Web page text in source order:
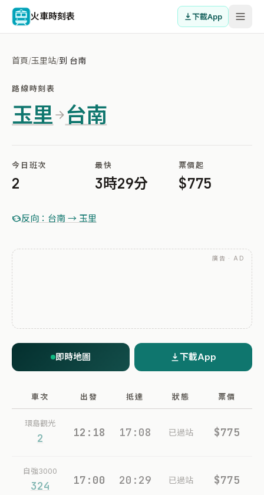
火車時刻表 下載App
首頁/玉里站/到 台南
路線時刻表
玉里 台南
今日班次
2
最快
3時29分
票價起
$775
反向：台南 → 玉里
廣告 · AD
即時地圖 下載App
車次 出發 抵達 狀態 票價
環島觀光
2 12:18 17:08 已過站 $775
自強3000
324 17:00 20:29 已過站 $775